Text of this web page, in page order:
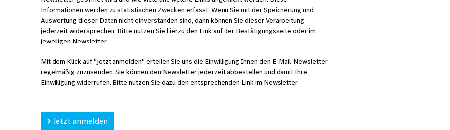
Informationen werden zu statistischen Zwecken erfasst. Wenn Sie mit der Speicherung und
Auswertung dieser Daten nicht einverstanden sind, dann können Sie dieser Verarbeitung
jederzeit widersprechen. Bitte nutzen Sie hierzu den Link auf der Bestätigungsseite oder im
jeweiligen Newsletter.
Mit dem Klick auf "Jetzt anmelden" erteilen Sie uns die Einwilligung Ihnen den E-Mail-Newsletter
regelmäßig zuzusenden. Sie können den Newsletter jederzeit abbestellen und damit Ihre
Einwilligung widerrufen. Bitte nutzen Sie dazu den entsprechenden Link im Newsletter.
Jetzt anmelden